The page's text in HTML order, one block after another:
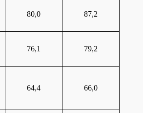
80,0 87,2
76,1 79,2
64,4 66,0